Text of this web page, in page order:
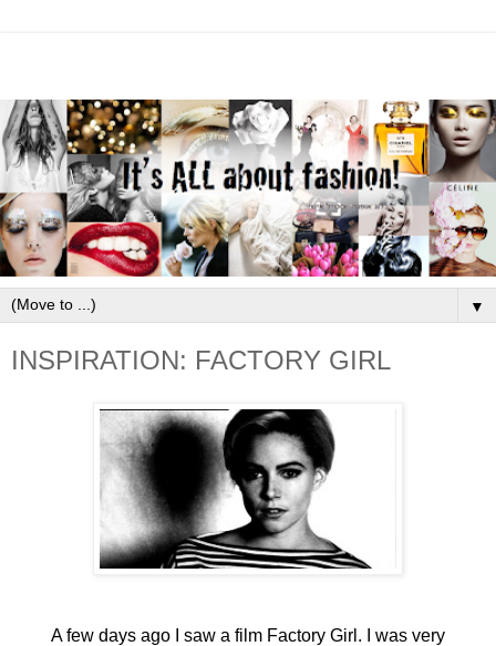
▼
INSPIRATION: FACTORY GIRL
A few days ago I saw a film Factory Girl. I was very